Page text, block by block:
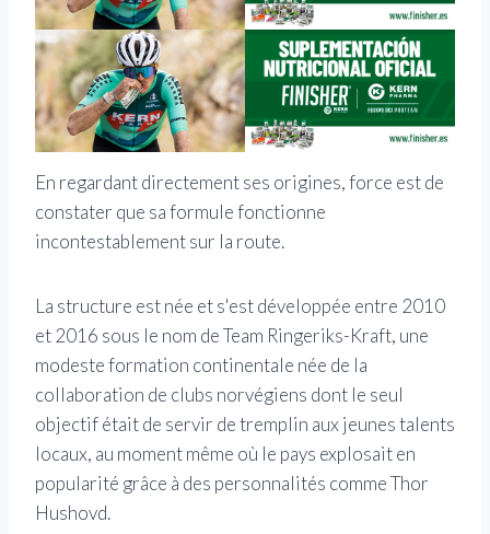
En regardant directement ses origines, force est de
constater que sa formule fonctionne
incontestablement sur la route.
La structure est née et s'est développée entre 2010
et 2016 sous le nom de Team Ringeriks-Kraft, une
modeste formation continentale née de la
collaboration de clubs norvégiens dont le seul
objectif était de servir de tremplin aux jeunes talents
locaux, au moment même où le pays explosait en
popularité grâce à des personnalités comme Thor
Hushovd.